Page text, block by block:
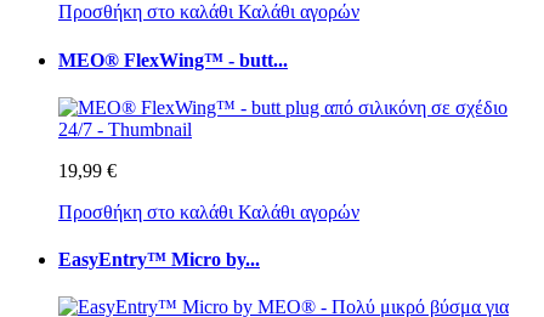
Προσθήκη στο καλάθι Καλάθι αγορών
MEO® FlexWing™ - butt...
19,99 €
Προσθήκη στο καλάθι Καλάθι αγορών
EasyEntry™ Micro by...